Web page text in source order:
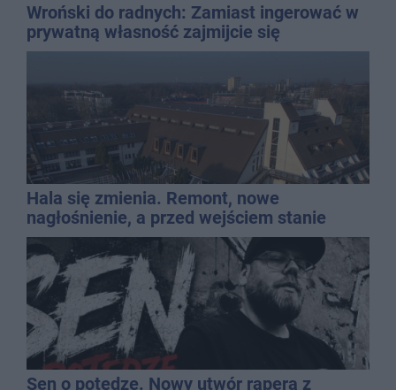
Wroński do radnych: Zamiast ingerować w
prywatną własność zajmijcie się
gospodarką
Hala się zmienia. Remont, nowe
nagłośnienie, a przed wejściem stanie
QEMETICA ARENA
Sen o potędze. Nowy utwór rapera z